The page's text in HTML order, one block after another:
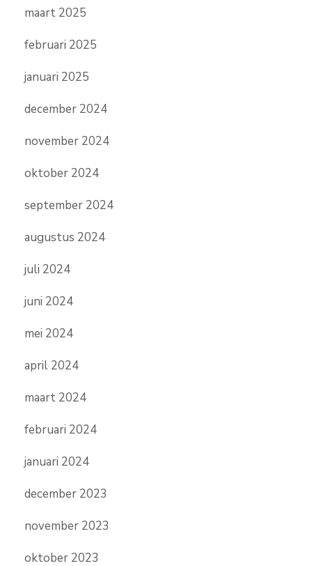
maart 2025
februari 2025
januari 2025
december 2024
november 2024
oktober 2024
september 2024
augustus 2024
juli 2024
juni 2024
mei 2024
april 2024
maart 2024
februari 2024
januari 2024
december 2023
november 2023
oktober 2023